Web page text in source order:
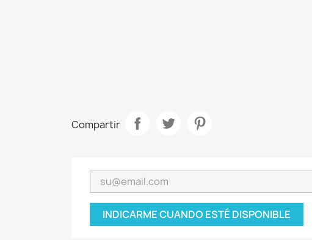
Compartir
INDICARME CUANDO ESTÉ DISPONIBLE